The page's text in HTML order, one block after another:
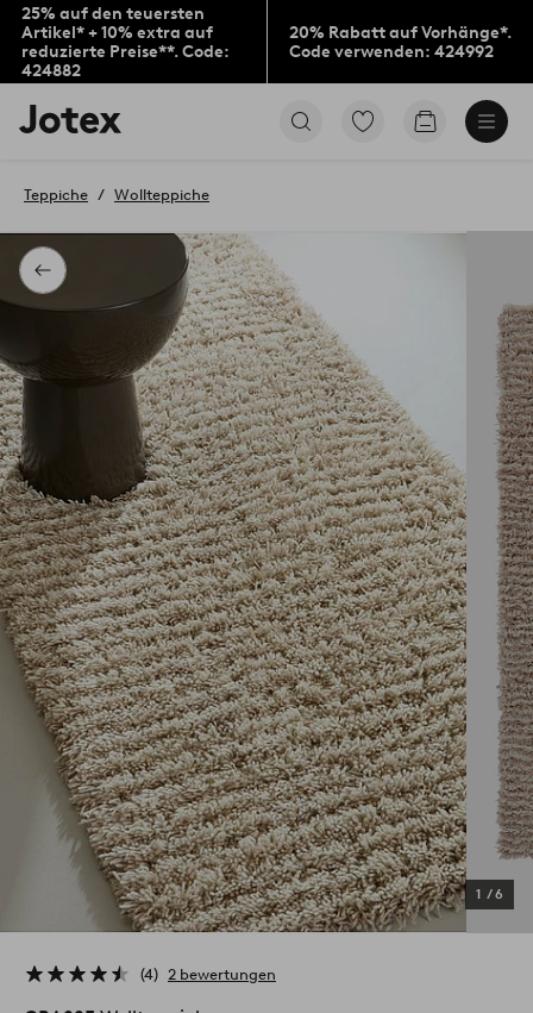
25% auf den teuersten
Artikel* + 10% extra auf
reduzierte Preise**. Code:
424882
20% Rabatt auf Vorhänge*.
Code verwenden: 424992
Jotex-
Logo
Startseite
Zu
Produkten
Zum
Zurück
Teppiche Wollteppiche
1 /6
4 2 bewertungen